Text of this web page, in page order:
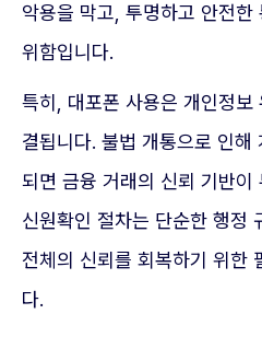
악용을 막고, 투명하고 안전한
위함입니다.
특히, 대포폰 사용은 개인정보
결됩니다. 불법 개통으로 인해
되면 금융 거래의 신뢰 기반이
신원확인 절차는 단순한 행정
전체의 신뢰를 회복하기 위한
다.